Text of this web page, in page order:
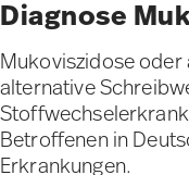
Diagnose
Mukoviszidose oder
alternative
Betroffenen in
Erkrankungen.